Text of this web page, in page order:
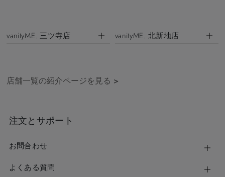
vanityME. 三ツ寺店 vanityME. 北新地店
店舗一覧の紹介ページを見る >
注文とサポート
お問合わせ
よくある質問